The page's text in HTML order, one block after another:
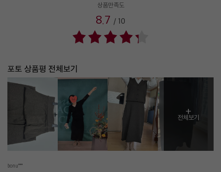
상품만족도
8.7 / 10
포토 상품평 전체보기
+
전체보기
bonu***